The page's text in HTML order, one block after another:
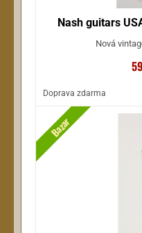
Nash guitars
Nová
Doprava zdarma
Bazar